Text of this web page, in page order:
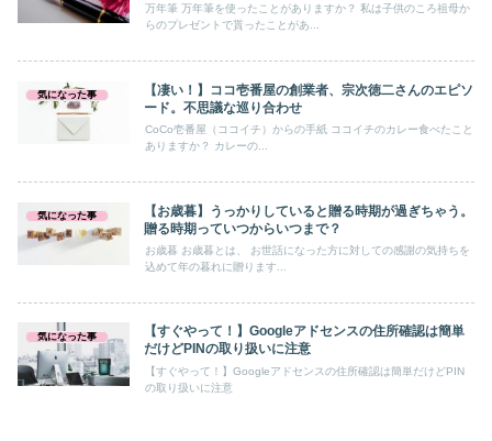
万年筆 万年筆を使ったことがありますか？ 私は子供のころ祖母か
らのプレゼントで貰ったことがあ...
気になった事
【凄い！】ココ壱番屋の創業者、宗次徳二さんのエピソ
ード。不思議な巡り合わせ
CoCo壱番屋（ココイチ）からの手紙 ココイチのカレー食べたこと
ありますか？ カレーの...
気になった事
【お歳暮】うっかりしていると贈る時期が過ぎちゃう。
贈る時期っていつからいつまで？
お歳暮 お歳暮とは、 お世話になった方に対しての感謝の気持ちを
込めて年の暮れに贈ります...
気になった事
【すぐやって！】Googleアドセンスの住所確認は簡単
だけどPINの取り扱いに注意
【すぐやって！】Googleアドセンスの住所確認は簡単だけどPIN
の取り扱いに注意